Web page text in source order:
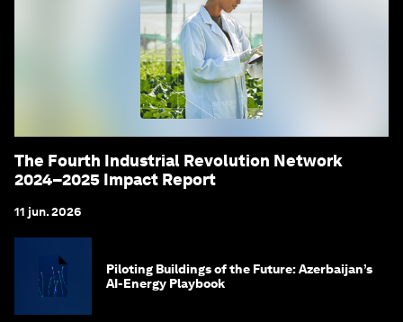
The Fourth Industrial Revolution Network
2024–2025 Impact Report
11 jun. 2026
Piloting Buildings of the Future: Azerbaijan’s
AI-Energy Playbook